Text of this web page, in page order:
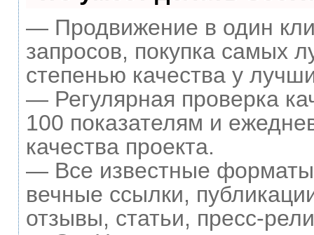
— Продвижение в один
запросов, покупка самых
степенью качества у
— Регулярная проверка
100 показателям и
качества проекта.
— Все известные
вечные ссылки,
отзывы, статьи, пресс-